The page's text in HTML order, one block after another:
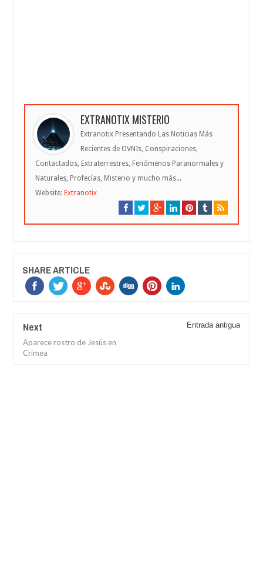
EXTRANOTIX MISTERIO
Extranotix Presentando Las Noticias Más
Recientes de OVNIs, Conspiraciones,
Contactados, Extraterrestres, Fenómenos Paranormales y
Naturales, Profecías, Misterio y mucho más...
Website: Extranotix
SHARE ARTICLE
Next
Aparece rostro de Jesús en
Crimea
Entrada antigua